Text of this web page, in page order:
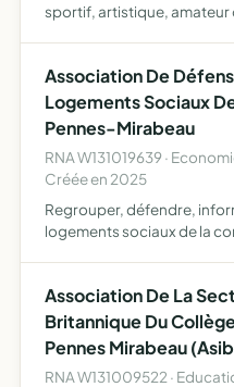
sportif, artistique, amateur
artist…
Association De
Logements Sociaux
Pennes-Mirabeau
RNA W131019639 ·
Créée en 2025
Regrouper, défendre,
logements sociaux de la
Association De La
Britannique Du
Pennes Mirabeau
RNA W131009522 ·